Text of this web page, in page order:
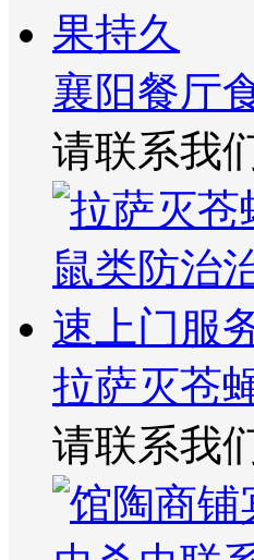
襄阳餐厅
请联系我
拉萨灭苍
请联系我